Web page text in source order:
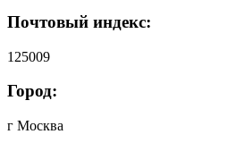
Почтовый индекс:
125009
Город:
г Москва